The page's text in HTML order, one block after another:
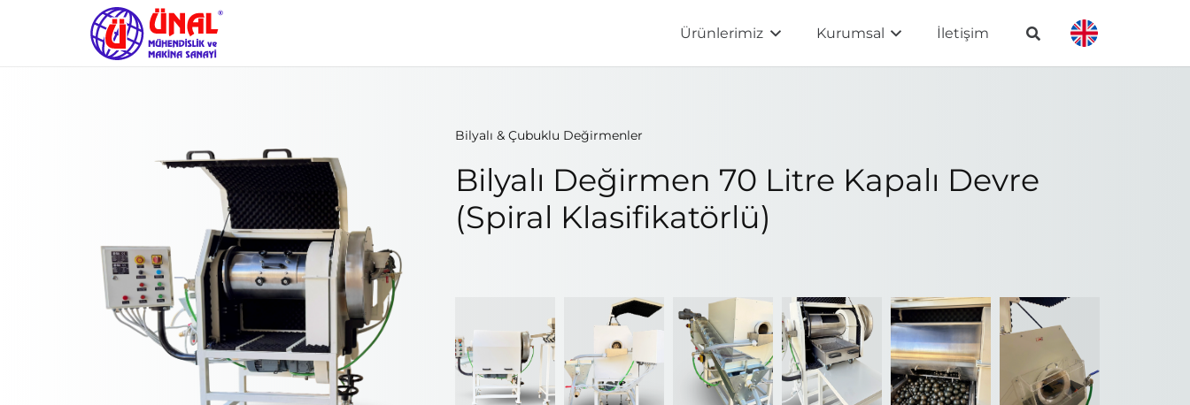
Ürünlerimiz Kurumsal İletişim
Bilyalı & Çubuklu Değirmenler
Bilyalı Değirmen 70 Litre Kapalı Devre
(Spiral Klasifikatörlü)